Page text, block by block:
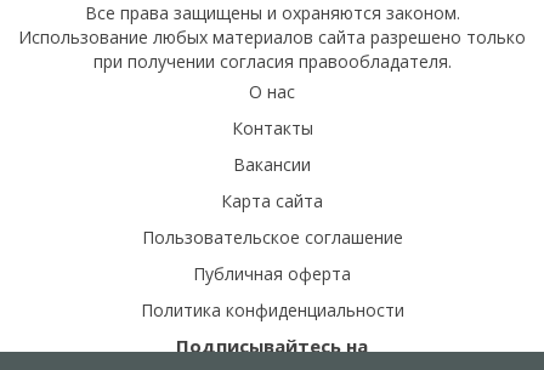
Все права защищены и охраняются законом.
Использование любых материалов сайта разрешено только
при получении согласия правообладателя.
О нас
Контакты
Вакансии
Карта сайта
Пользовательское соглашение
Публичная оферта
Политика конфиденциальности
Подписывайтесь на